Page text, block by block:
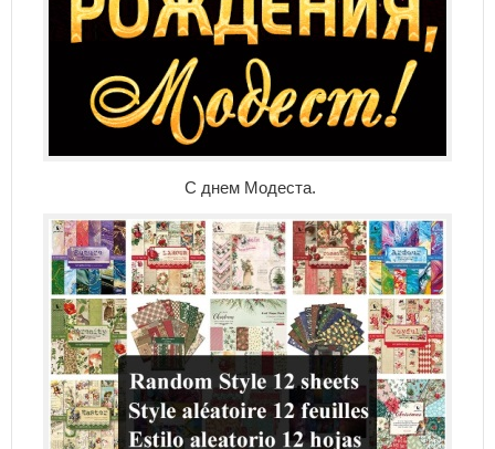
С днем Модеста.